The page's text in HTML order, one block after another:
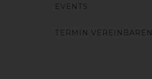
EVENTS
TERMIN VEREINBAREN